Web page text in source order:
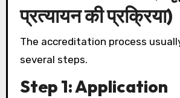
प्रत्यायन की प्रक्रिया)
The accreditation process
several steps.
Step 1: Application